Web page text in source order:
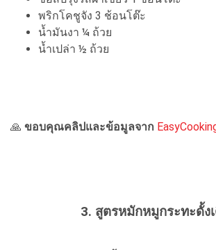
พริกโคชูจัง 3 ช้อนโต๊ะ
น้ำมันงา ¼ ถ้วย
น้ำเปล่า ½ ถ้วย
🙏 ขอบคุณคลิปและข้อมูลจาก
3. สูตรหมักหมูกระทะดั้ง